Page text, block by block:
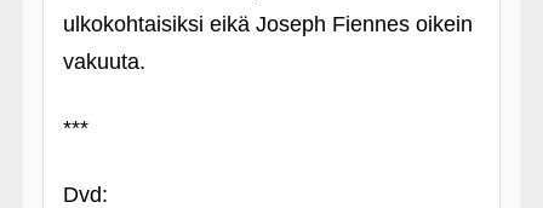
ulkokohtaisiksi eikä Joseph Fiennes oikein
vakuuta.
***
Dvd: